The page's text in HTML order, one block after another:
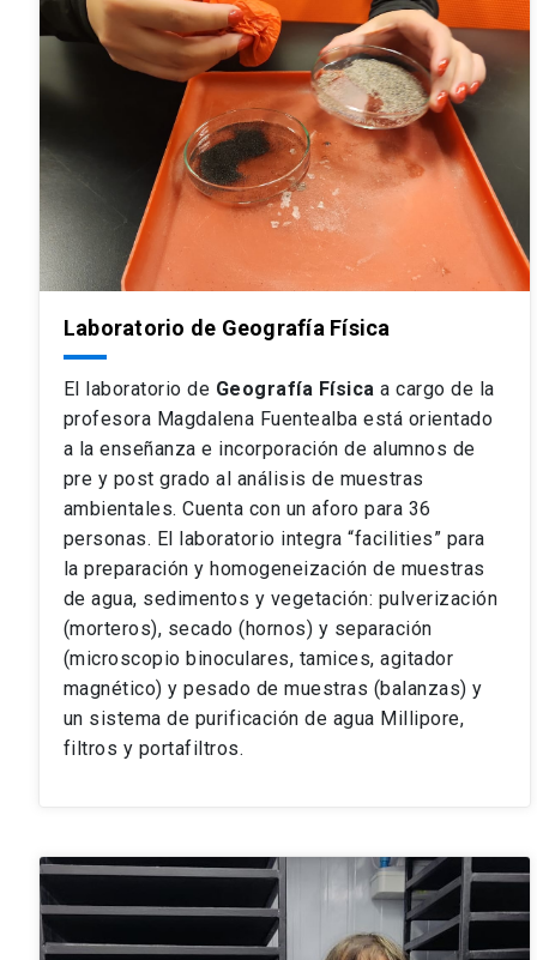
Laboratorio de Geografía Física
El laboratorio de Geografía Física a cargo de la
profesora Magdalena Fuentealba está orientado
a la enseñanza e incorporación de alumnos de
pre y post grado al análisis de muestras
ambientales. Cuenta con un aforo para 36
personas. El laboratorio integra “facilities” para
la preparación y homogeneización de muestras
de agua, sedimentos y vegetación: pulverización
(morteros), secado (hornos) y separación
(microscopio binoculares, tamices, agitador
magnético) y pesado de muestras (balanzas) y
un sistema de purificación de agua Millipore,
filtros y portafiltros.